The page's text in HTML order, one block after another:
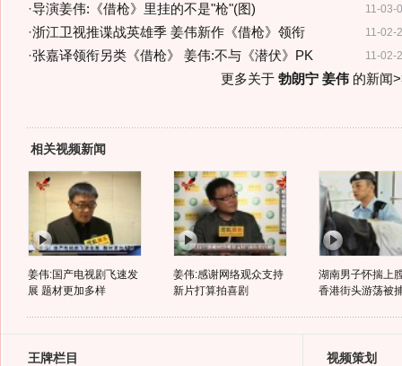
11-03-
·导演姜伟:《借枪》里挂的不是"枪"(图)
11-02-
·浙江卫视推谍战英雄季 姜伟新作《借枪》领衔
11-02-
·张嘉译领衔另类《借枪》 姜伟:不与《潜伏》PK
更多关于 勃朗宁 姜伟的新闻
相关视频新闻
姜伟:国产电视剧飞速发
展 题材更加多样
姜伟:感谢网络观众支持
新片打算拍喜剧
湖南男子怀揣上
香港街头游荡被
王牌栏目 视频策划